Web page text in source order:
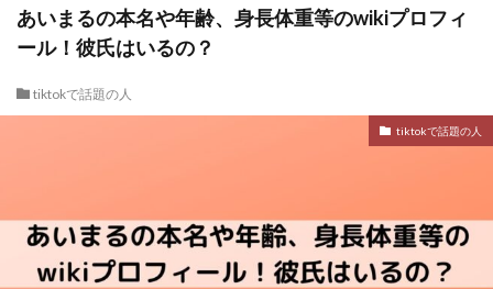
あいまるの本名や年齢、身長体重等のwikiプロフィ
ール！彼氏はいるの？
tiktokで話題の人
tiktokで話題の人